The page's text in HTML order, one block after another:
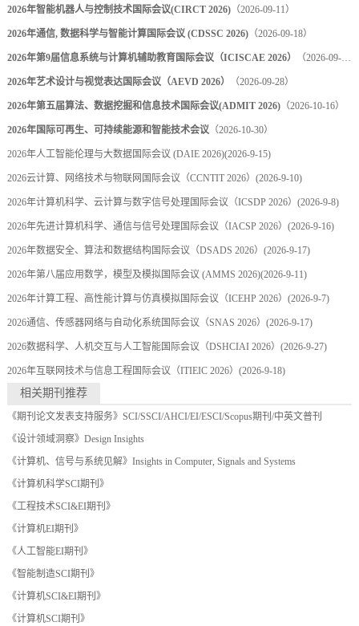
2026年智能机器人与控制技术国际会议(CIRCT 2026)（2026-09-11）
2026年通信, 数据科学与智能计算国际会议 (CDSSC 2026)（2026-09-18）
2026年第9届信息系统与计算机辅助教育国际会议（ICISCAE 2026） （2026-09-27）
2026年艺术设计与视觉表达国际会议（AEVD 2026） （2026-09-28）
2026年第五届算法、数据挖掘和信息技术国际会议(ADMIT 2026)（2026-10-16）
2026年国际可再生、可持续能源和智能技术会议（2026-10-30）
2026年人工智能伦理与大数据国际会议 (DAIE 2026)(2026-9-15)
2026云计算、网络技术与物联网国际会议（CCNTIT 2026） (2026-9-10)
2026年计算机科学、云计算与数字信号处理国际会议（ICSDP 2026） (2026-9-8)
2026年先进计算机科学、通信与信号处理国际会议（IACSP 2026） (2026-9-16)
2026年数据安全、算法和数据结构国际会议（DSADS 2026） (2026-9-17)
2026年第八届应用数学，模型及模拟国际会议 (AMMS 2026)(2026-9-11)
2026年计算工程、高性能计算与仿真模拟国际会议（ICEHP 2026） (2026-9-7)
2026通信、传感器网络与自动化系统国际会议（SNAS 2026） (2026-9-17)
2026数据科学、人机交互与人工智能国际会议（DSHCIAI 2026） (2026-9-27)
2026年互联网技术与信息工程国际会议（ITIEIC 2026） (2026-9-18)
相关期刊推荐
《期刊论文发表支持服务》SCI/SSCI/AHCI/EI/ESCI/Scopus期刊/中英文普刊
《设计领域洞察》Design Insights
《计算机、信号与系统见解》Insights in Computer, Signals and Systems
《计算机科学SCI期刊》
《工程技术SCI&EI期刊》
《计算机EI期刊》
《人工智能EI期刊》
《智能制造SCI期刊》
《计算机SCI&EI期刊》
《计算机SCI期刊》